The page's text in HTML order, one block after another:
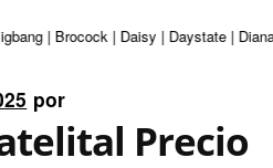
| Brocock | Daisy | Daystate | Diana
por
Precio